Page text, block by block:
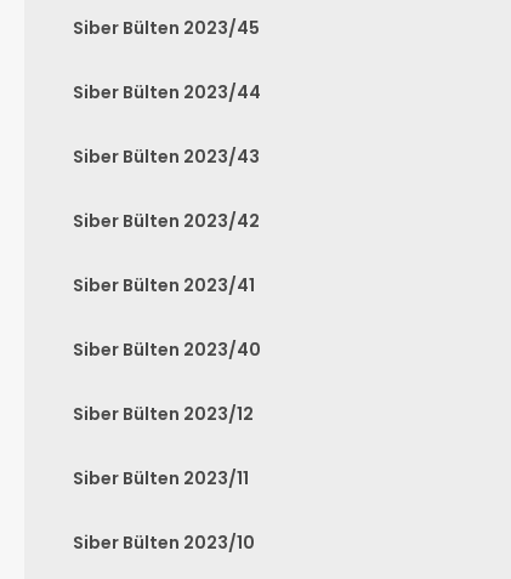
Siber Bülten 2023/45
Siber Bülten 2023/44
Siber Bülten 2023/43
Siber Bülten 2023/42
Siber Bülten 2023/41
Siber Bülten 2023/40
Siber Bülten 2023/12
Siber Bülten 2023/11
Siber Bülten 2023/10